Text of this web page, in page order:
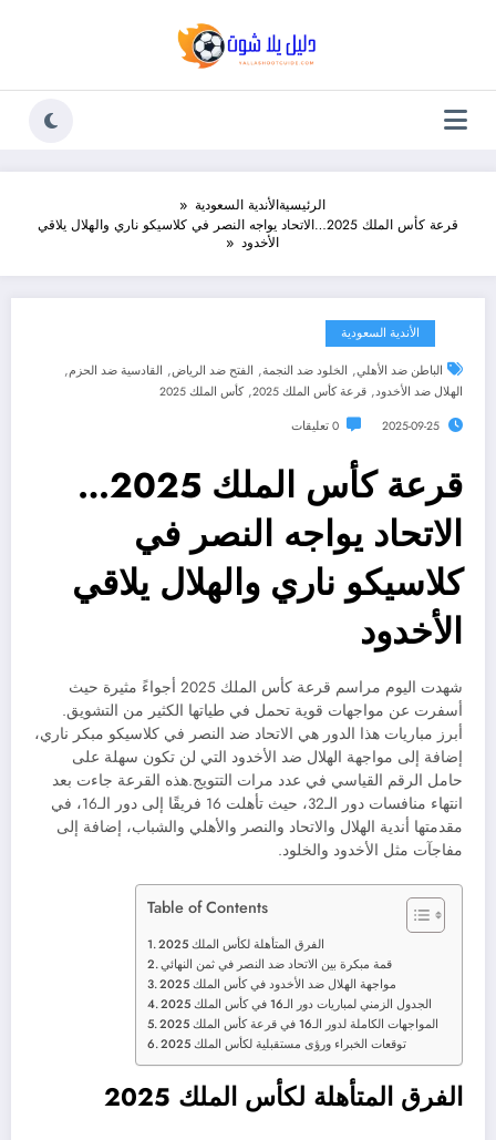
الرئيسيةالأندية السعودية
قرعة كأس الملك 2025…الاتحاد يواجه النصر في كلاسيكو ناري والهلال يلاقي
الأخدود
الأندية السعودية
الباطن ضد الأهلي, الخلود ضد النجمة, الفتح ضد الرياض, القادسية ضد الحزم,
الهلال ضد الأخدود, قرعة كأس الملك 2025 ,كأس الملك 2025
2025-09-25 0 تعليقات
قرعة كأس الملك 2025…
الاتحاد يواجه النصر في
كلاسيكو ناري والهلال يلاقي
الأخدود
شهدت اليوم مراسم قرعة كأس الملك 2025 أجواءً مثيرة حيث
أسفرت عن مواجهات قوية تحمل في طياتها الكثير من التشويق.
أبرز مباريات هذا الدور هي الاتحاد ضد النصر في كلاسيكو مبكر ناري،
إضافة إلى مواجهة الهلال ضد الأخدود التي لن تكون سهلة على
حامل الرقم القياسي في عدد مرات التتويج.هذه القرعة جاءت بعد
انتهاء منافسات دور الـ32، حيث تأهلت 16 فريقًا إلى دور الـ16، في
مقدمتها أندية الهلال والاتحاد والنصر والأهلي والشباب، إضافة إلى
مفاجآت مثل الأخدود والخلود.
Table of Contents
الفرق المتأهلة لكأس الملك 2025
قمة مبكرة بين الاتحاد ضد النصر في ثمن النهائي
مواجهة الهلال ضد الأخدود في كأس الملك 2025
الجدول الزمني لمباريات دور الـ16 في كأس الملك 2025
المواجهات الكاملة لدور الـ16 في قرعة كأس الملك 2025
توقعات الخبراء ورؤى مستقبلية لكأس الملك 2025
الفرق المتأهلة لكأس الملك 2025